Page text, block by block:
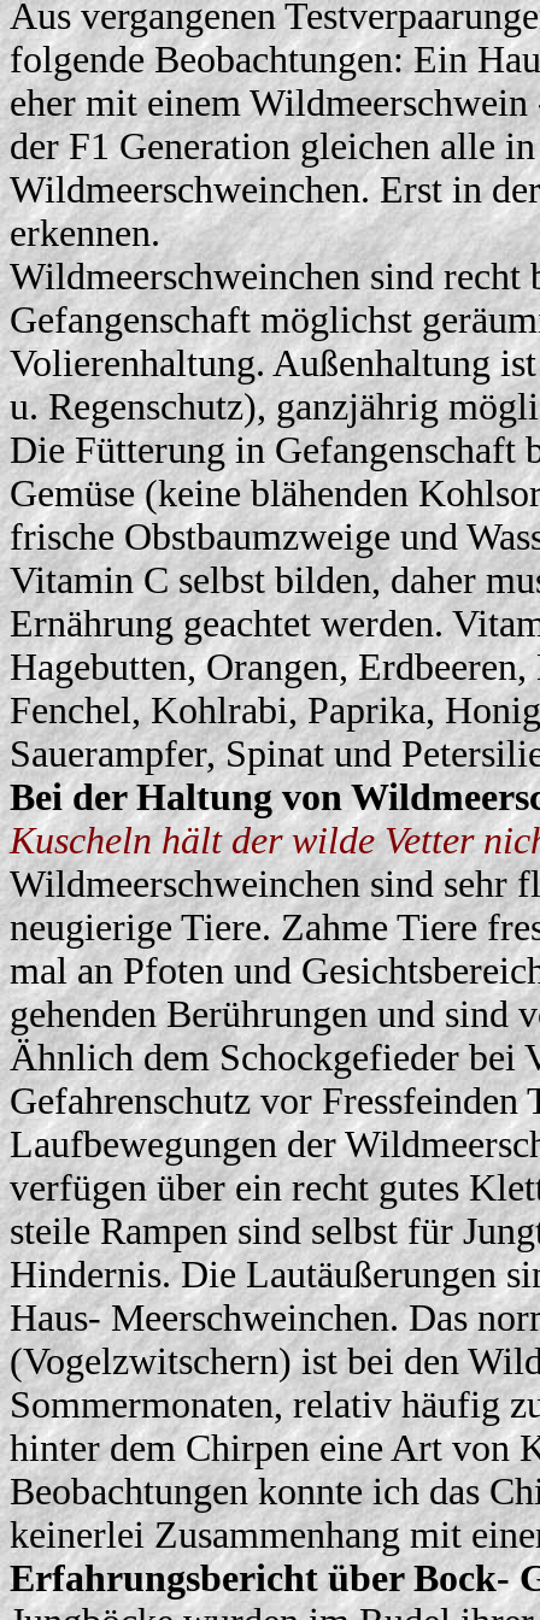
Aus vergangenen
folgende Beobachtungen: Ein
eher mit einem
der F1 Generation gleichen alle
Wildmeerschweinchen. Erst in
erkennen.
Wildmeerschweinchen sind
Gefangenschaft möglichst
Volierenhaltung. Außenhaltung
u. Regenschutz), ganzjährig
Die Fütterung in Gefangenschaft
Gemüse (keine blähenden
frische Obstbaumzweige und
Vitamin C selbst bilden, daher
Ernährung geachtet werden.
Hagebutten, Orangen,
Fenchel, Kohlrabi, Paprika,
Sauerampfer, Spinat und
Bei der Haltung von
Kuscheln hält der wilde Vetter
Wildmeerschweinchen sind sehr
neugierige Tiere. Zahme Tiere
mal an Pfoten und
gehenden Berührungen und sind
Ähnlich dem Schockgefieder bei
Gefahrenschutz vor
Laufbewegungen der
verfügen über ein recht gutes
steile Rampen sind selbst für
Hindernis. Die Lautäußerungen
Haus- Meerschweinchen. Das
(Vogelzwitschern) ist bei den
Sommermonaten, relativ häufig
hinter dem Chirpen eine Art von
Beobachtungen konnte ich das
keinerlei Zusammenhang mit
Erfahrungsbericht über Bock-